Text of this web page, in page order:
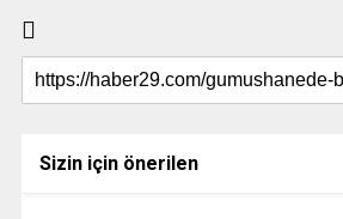
Sizin için önerilen